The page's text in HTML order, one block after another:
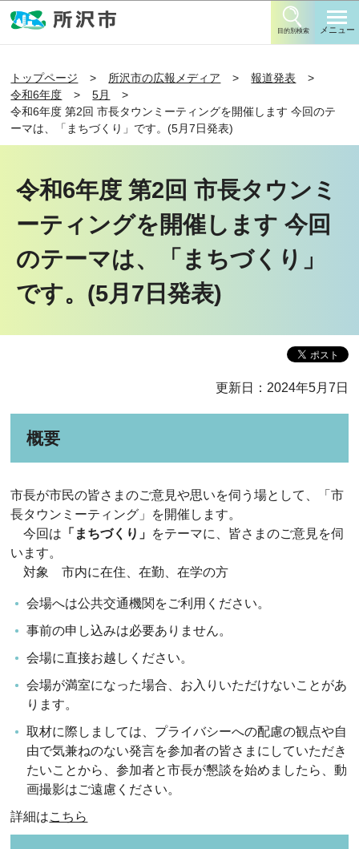
目的別検索 メニュー
トップページ 所沢市の広報メディア
報道発表
令和6年度
5月
令和6年度 第2回 市長タウンミーティングを開催します 今回のテ
ーマは、「まちづくり」です。(5月7日発表)
令和6年度 第2回 市長タウンミ
ーティングを開催します 今回
のテーマは、「まちづくり」
です。(5月7日発表)
更新日：2024年5月7日
概要
市長が市民の皆さまのご意見や思いを伺う場として、「市
長タウンミーティング」を開催します。
今回は 「まちづくり」 をテーマに、皆さまのご意見を伺
います。
対象 市内に在住、在勤、在学の方
会場へは公共交通機関をご利用ください。
事前の申し込みは必要ありません。
会場に直接お越しください。
会場が満室になった場合、お入りいただけないことがあ
ります。
取材に際しましては、プライバシーへの配慮の観点や自
由で気兼ねのない発言を参加者の皆さまにしていただき
たいことから、参加者と市長が懇談を始めましたら、動
画撮影はご遠慮ください。
詳細はこちら